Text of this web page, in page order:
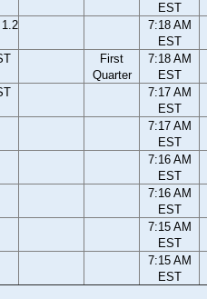
EST
7:18 AM
EST
First
Quarter
7:18 AM
EST
7:17 AM
EST
7:17 AM
EST
7:16 AM
EST
7:16 AM
EST
7:15 AM
EST
7:15 AM
EST